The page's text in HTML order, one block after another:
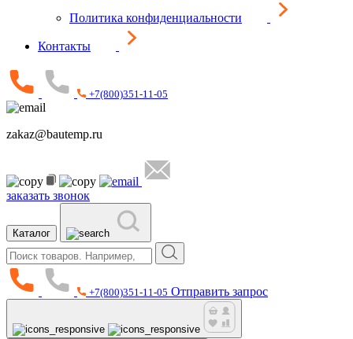
Политика конфиденциальности
Контакты
+7(800)351-11-05
zakaz@bautemp.ru
заказать звонок
Каталог
+7(800)351-11-05 Отправить запрос